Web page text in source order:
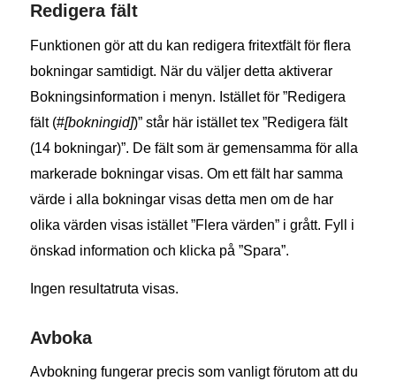
Redigera fält
Funktionen gör att du kan redigera fritextfält för flera
bokningar samtidigt. När du väljer detta aktiverar
Bokningsinformation i menyn. Istället för ”Redigera
fält (#[bokningid])” står här istället tex ”Redigera fält
(14 bokningar)”. De fält som är gemensamma för alla
markerade bokningar visas. Om ett fält har samma
värde i alla bokningar visas detta men om de har
olika värden visas istället ”Flera värden” i grått. Fyll i
önskad information och klicka på ”Spara”.
Ingen resultatruta visas.
Avboka
Avbokning fungerar precis som vanligt förutom att du